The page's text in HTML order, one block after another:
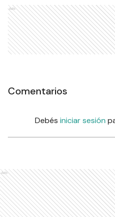
Ads
Comentarios
Debés iniciar sesión
Ads